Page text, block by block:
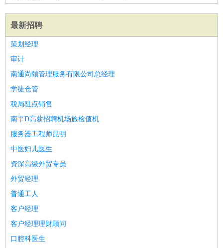
最新招聘
策划经理
审计
南通尚颐管理服务有限公司总经理
学徒仓管
税局驻点销售
南平D高薪招聘机场旅检值机
服务器工程师昆明
中医妇儿医生
资深高级外贸专员
外贸经理
普通工人
客户经理
客户经理理财顾问
口腔科医生